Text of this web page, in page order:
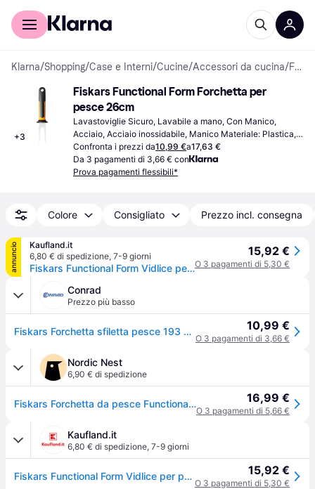
Per il tuo shopping
Klarna/Shopping/Case e Interni/Cucine/Accessori da cucina/ Forchette per pesce
+3
Fiskars Functional Form Forchetta per
pesce 26cm
Lavastoviglie Sicuro, Lavabile a mano, Con Manico,
Acciaio, Acciaio inossidabile, Manico Materiale: Plastica,
Nero, Arancione, Argento, Acciaio Inossidabile
Confronta i prezzi da10,99 €a17,63 €
Da 3 pagamenti di 3,66 € con
Prova pagamenti flessibili*
Colore Consigliato Prezzo incl. consegna
annuncio
Kaufland.it
6,80 € di spedizione, 7-9 giorni
Fiskars Functional Form Vidlice per pesci 7 cm FISKARS 1057547
15,92 €
O 3 pagamenti di 5,30 €
Conrad
Prezzo più basso
Fiskars Forchetta sfiletta pesce 193 mm Acciaio Nero, Arancione 1057547 10,99 €
O 3 pagamenti di 3,66 €
Nordic Nest
6,90 € di spedizione
Fiskars Forchetta da pesce Functional Form acciaio inossidabile 16,99 €
O 3 pagamenti di 5,66 €
Kaufland.it
6,80 € di spedizione, 7-9 giorni
Fiskars Functional Form Vidlice per pesci 7 cm FISKARS 1057547 15,92 €
O 3 pagamenti di 5,30 €